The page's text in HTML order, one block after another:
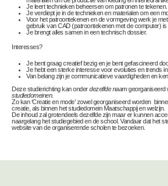
Je leert technieken beheersen om patronen te tekenen.
Je verdiept je in de technieken en materialen om een
Voor het patroontekenen en de vormgeving werk je
gebruik van CAD (patroontekenen met de computer) is
Je brengt alles samen in eentechnisch dossier.
Interesses?
Je bent graag creatief bezig en je bent gefascineerd
Je hebt een sterke interesse voor evoluties en trends in
Van belang zijn je communicatieve vaardigheden en
Deze studierichting kan onderdezelfde naamgeorganiseerd
studiedomeinen.
Zo kan ‘Creatie en mode’ zowel georganiseerd worden
creatie, als binnen het studiedomein Maatschappij en welzijn.
De inhoud zal grotendeels dezelfde zijn maar er kunnen
naargelang het studiegebied en de school. Vandaar dat het
website van de organiserende scholen te bezoeken.